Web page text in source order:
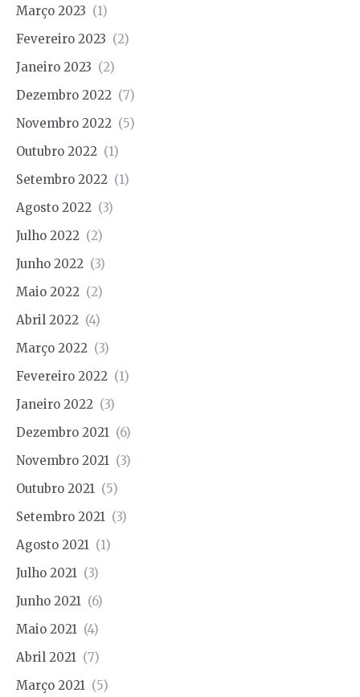
Março 2023 (1)
Fevereiro 2023 (2)
Janeiro 2023 (2)
Dezembro 2022 (7)
Novembro 2022 (5)
Outubro 2022 (1)
Setembro 2022 (1)
Agosto 2022 (3)
Julho 2022 (2)
Junho 2022 (3)
Maio 2022 (2)
Abril 2022 (4)
Março 2022 (3)
Fevereiro 2022 (1)
Janeiro 2022 (3)
Dezembro 2021 (6)
Novembro 2021 (3)
Outubro 2021 (5)
Setembro 2021 (3)
Agosto 2021 (1)
Julho 2021 (3)
Junho 2021 (6)
Maio 2021 (4)
Abril 2021 (7)
Março 2021 (5)